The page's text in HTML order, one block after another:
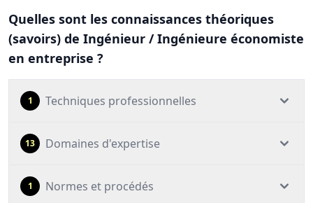
Quelles sont les connaissances théoriques
(savoirs) de Ingénieur / Ingénieure économiste
en entreprise ?
1 Techniques professionnelles
13 Domaines d'expertise
1 Normes et procédés